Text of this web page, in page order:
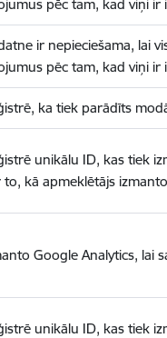
pēc tam, kad viņi ir
ir nepieciešama, lai
pēc tam, kad viņi ir
ka tiek parādīts
unikālu ID, kas tiek
to, kā apmeklētājs
Google Analytics, lai
unikālu ID, kas tiek